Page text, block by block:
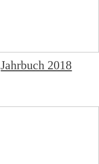
Jahrbuch 2018